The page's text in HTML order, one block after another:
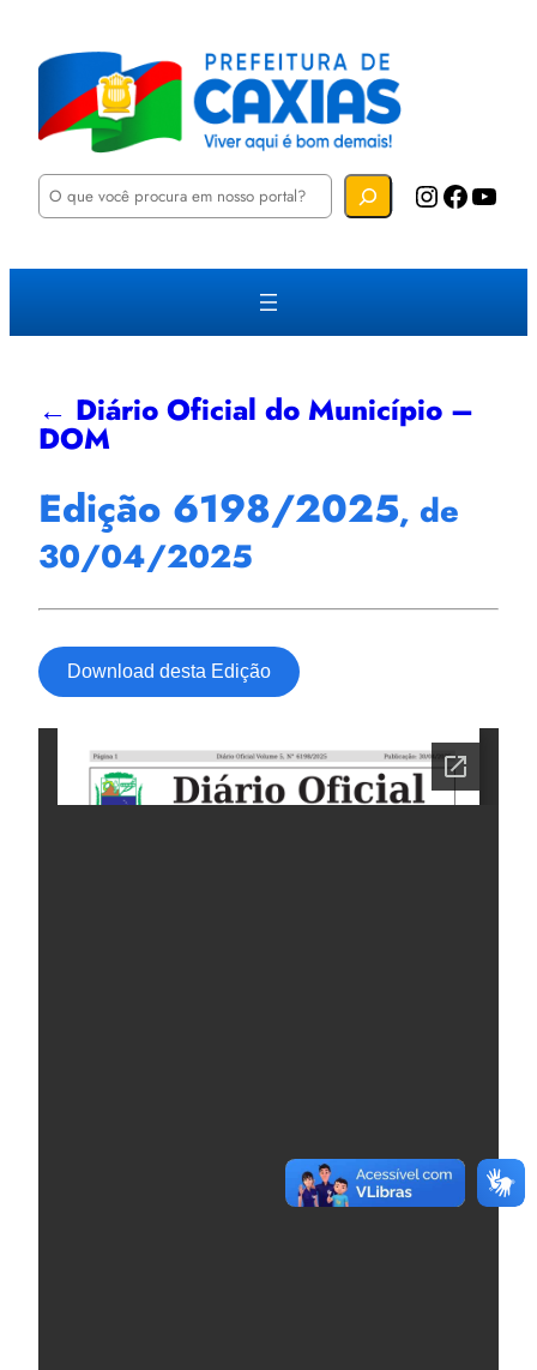
P
u
a
Instagram Facebook YouTube
← Diário Oficial do Município –
DOM
Edição 6198/2025, de
30/04/2025
Download desta Edição